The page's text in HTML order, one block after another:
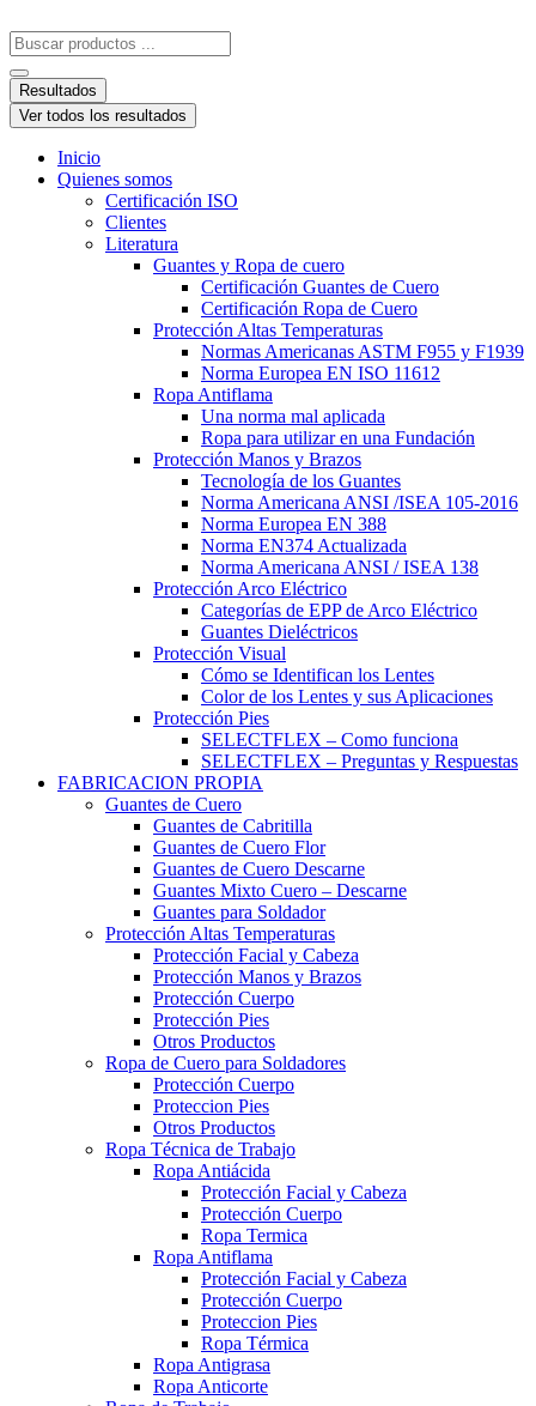
Resultados
Ver todos los resultados
Inicio
Quienes somos
Certificación ISO
Clientes
Literatura
Guantes y Ropa de cuero
Certificación Guantes de Cuero
Certificación Ropa de Cuero
Protección Altas Temperaturas
Normas Americanas ASTM F955 y F1939
Norma Europea EN ISO 11612
Ropa Antiflama
Una norma mal aplicada
Ropa para utilizar en una Fundación
Protección Manos y Brazos
Tecnología de los Guantes
Norma Americana ANSI /ISEA 105-2016
Norma Europea EN 388
Norma EN374 Actualizada
Norma Americana ANSI / ISEA 138
Protección Arco Eléctrico
Categorías de EPP de Arco Eléctrico
Guantes Dieléctricos
Protección Visual
Cómo se Identifican los Lentes
Color de los Lentes y sus Aplicaciones
Protección Pies
SELECTFLEX – Como funciona
SELECTFLEX – Preguntas y Respuestas
FABRICACION PROPIA
Guantes de Cuero
Guantes de Cabritilla
Guantes de Cuero Flor
Guantes de Cuero Descarne
Guantes Mixto Cuero – Descarne
Guantes para Soldador
Protección Altas Temperaturas
Protección Facial y Cabeza
Protección Manos y Brazos
Protección Cuerpo
Protección Pies
Otros Productos
Ropa de Cuero para Soldadores
Protección Cuerpo
Proteccion Pies
Otros Productos
Ropa Técnica de Trabajo
Ropa Antiácida
Protección Facial y Cabeza
Protección Cuerpo
Ropa Termica
Ropa Antiflama
Protección Facial y Cabeza
Protección Cuerpo
Proteccion Pies
Ropa Térmica
Ropa Antigrasa
Ropa Anticorte